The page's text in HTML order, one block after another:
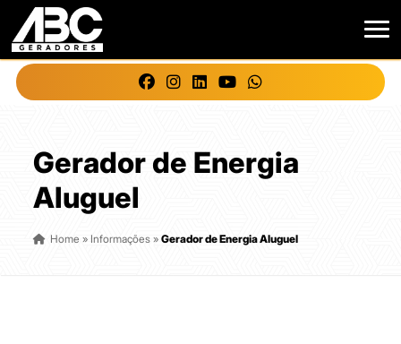
Gerador de Energia
Aluguel
Home » Informações »Gerador de Energia Aluguel